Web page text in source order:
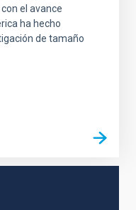
el avance
ha hecho
de tamaño